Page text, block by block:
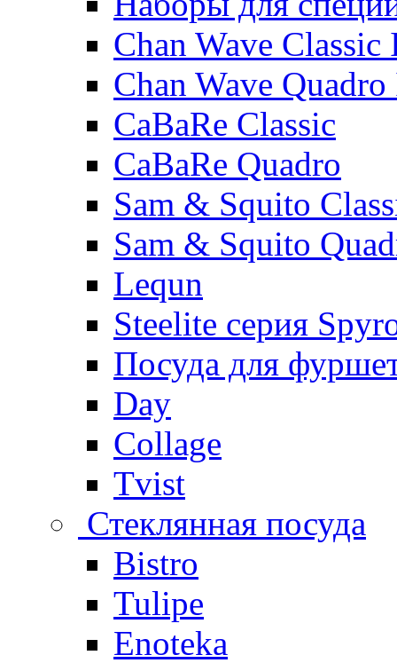
Chan Wave
Chan Wave
CaBaRe Classic
CaBaRe Quadro
Sam & Squito
Sam & Squito
Lequn
Steelite серия
Посуда для
Day
Collage
Tvist
Стеклянная посуда
Bistro
Tulipe
Enoteka